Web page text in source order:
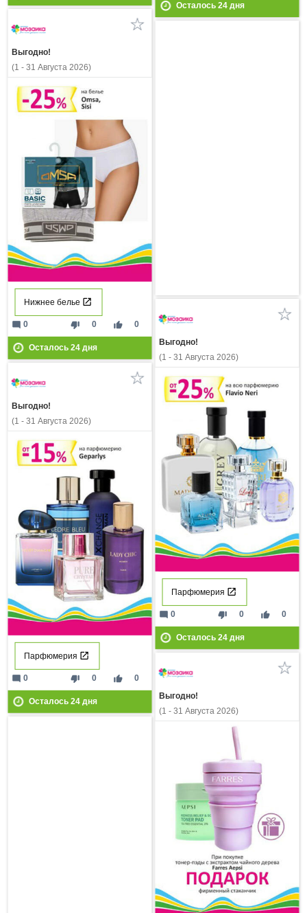
Осталось 24дня
Выгодно!
(1 - 31 Августа 2026)
Нижнее белье
thumb_down 0 thumb_up 0
mode_comment 0
Осталось 24дня
Выгодно!
(1 - 31 Августа 2026)
Парфюмерия
thumb_down 0 thumb_up 0
mode_comment 0
Осталось 24дня
Выгодно!
(1 - 31 Августа 2026)
Парфюмерия
thumb_down 0 thumb_up 0
mode_comment 0
Осталось 24дня
Выгодно!
(1 - 31 Августа 2026)